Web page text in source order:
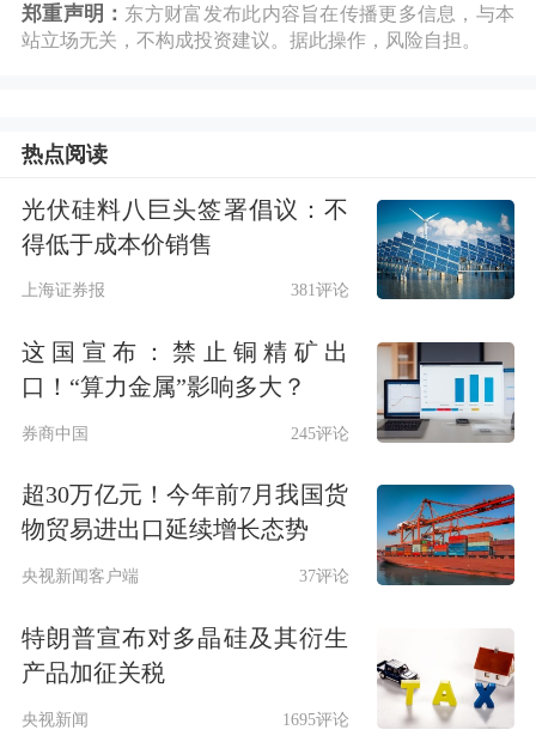
均在40亿元以上。
极，共有80家公司年内实施回购，其次
是机械设备、电子行业，分别有59家、
56家。
业指数自2025年9月以来持续回调，截
至最新收盘已累计下跌近20%，行业整
体市盈率也从约40倍降至31.35倍。
于市值管理考量，多家医药上市公司表
示，拟通过股票回购增强投资者信心，
推动公司股价回归内在价值。
郑重声明： 东方财富发布此内容旨在传播更多信息，与本
站立场无关，不构成投资建议。据此操作，风险自担。
热点阅读
光伏硅料八巨头签署倡议：不
得低于成本价销售
上海证券报 381评论
这国宣布：禁止铜精矿出
口！“算力金属”影响多大？
券商中国 245评论
超30万亿元！今年前7月我国货
物贸易进出口延续增长态势
央视新闻客户端 37评论
特朗普宣布对多晶硅及其衍生
产品加征关税
央视新闻 1695评论